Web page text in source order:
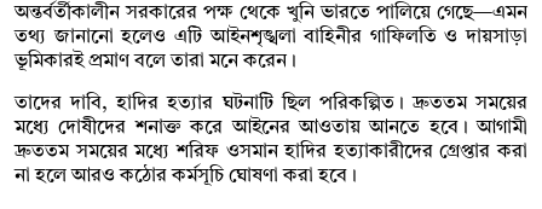
অন্তর্বর্তীকালীন সরকারের পক্ষ থেকে খুনি ভারতে পালিয়ে গেছে—এমন
তথ্য জানানো হলেও এটি আইনশৃঙ্খলা বাহিনীর গাফিলতি ও দায়সাড়া
ভূমিকারই প্রমাণ বলে তারা মনে করেন।
তাদের দাবি, হাদির হত্যার ঘটনাটি ছিল পরিকল্পিত। দ্রুততম সময়ের
মধ্যে দোষীদের শনাক্ত করে আইনের আওতায় আনতে হবে। আগামী
দ্রুততম সময়ের মধ্যে শরিফ ওসমান হাদির হত্যাকারীদের গ্রেপ্তার করা
না হলে আরও কঠোর কর্মসূচি ঘোষণা করা হবে।